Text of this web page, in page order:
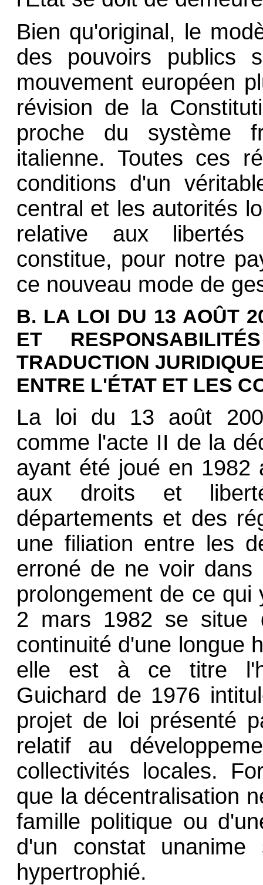
Bien qu'original, le
des pouvoirs publics
mouvement européen
révision de la
proche du système
italienne. Toutes ces
conditions d'un
central et les autorités
relative aux libertés
constitue, pour notre
ce nouveau mode de
B. LA LOI DU 13 AOÛT
ET
TRADUCTION
ENTRE L'ÉTAT ET LES
La loi du 13 août
comme l'acte II de la
ayant été joué en
aux droits et
départements et des
une filiation entre les
erroné de ne voir
prolongement de ce
2 mars 1982 se situe
continuité d'une longue
elle est à ce titre
Guichard de 1976
projet de loi présenté
relatif au
collectivités locales.
que la décentralisation
famille politique ou
d'un constat unanime
hypertrophié.